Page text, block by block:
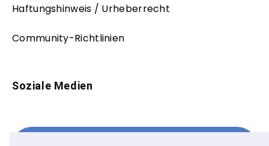
Haftungshinweis / Urheberrecht
Community-Richtlinien
Soziale Medien